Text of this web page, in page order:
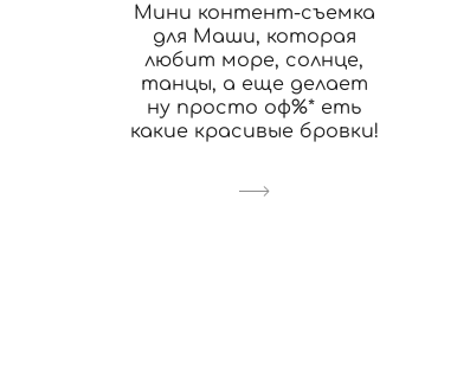
Мини контент-съемка
для Маши, которая
любит море, солнце,
танцы, а еще делает
ну просто оф%* еть
какие красивые бровки!